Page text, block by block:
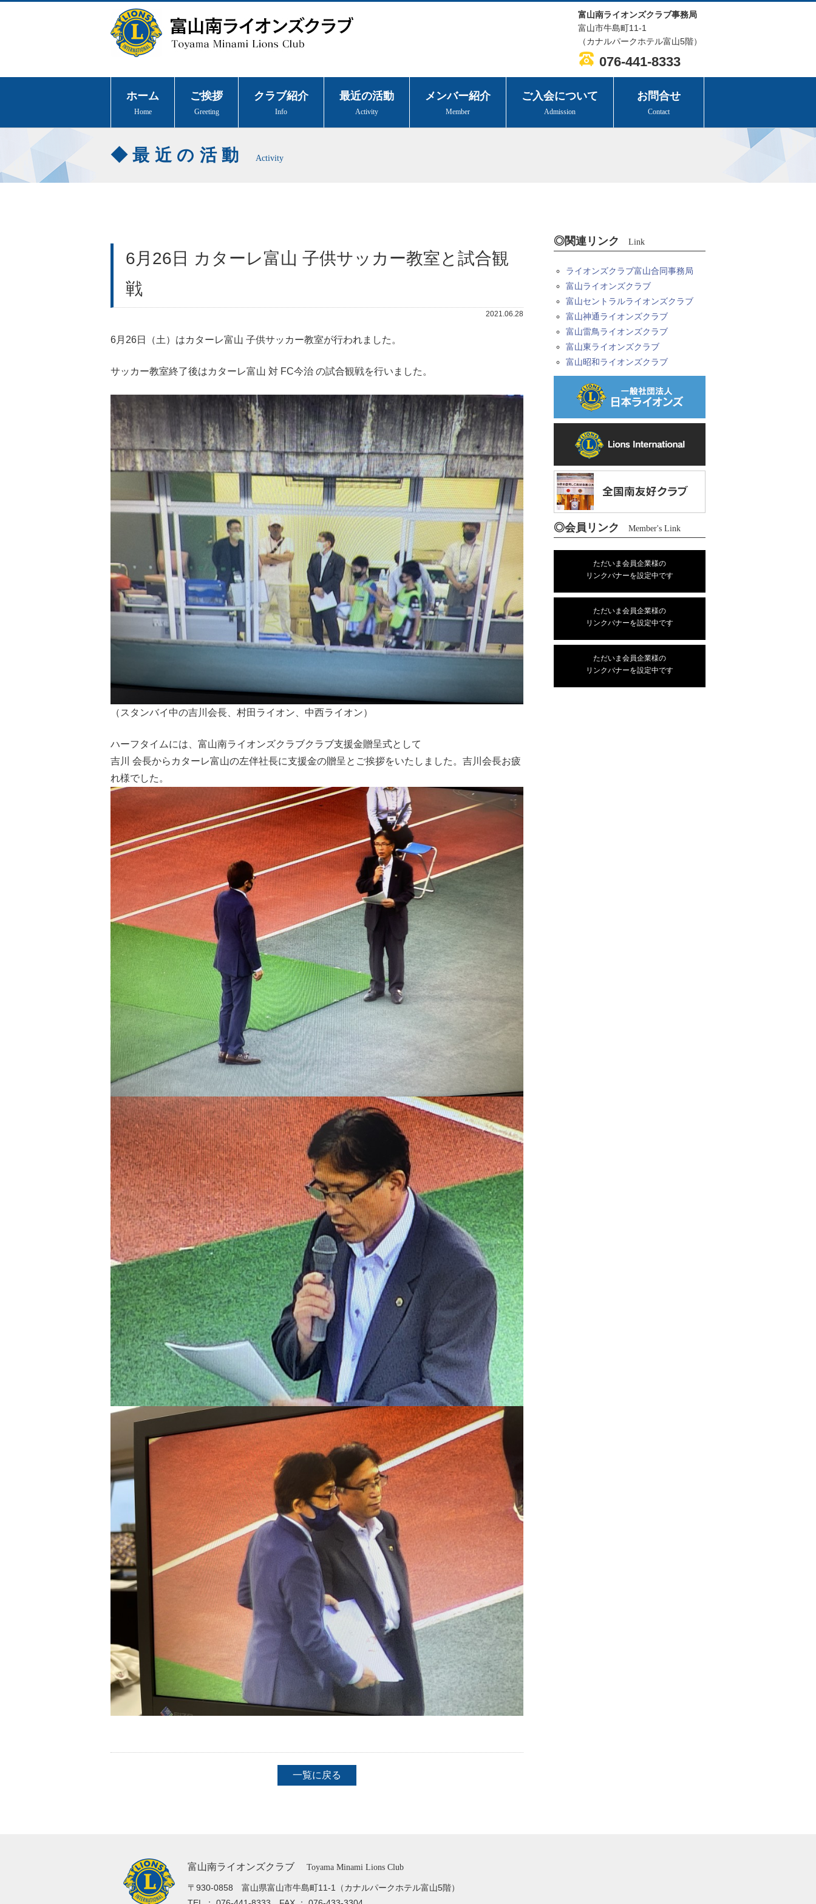
富山南ライオンズクラブ事務局
富山市牛島町11-1
（カナルパークホテル富山5階）
076-441-8333
ホーム
Home
ご挨拶
Greeting
クラブ紹介
Info
最近の活動
Activity
メンバー紹介
Member
ご入会について
Admission
お問合せ
Contact
最近の活動 Activity
6月26日 カターレ富山 子供サッカー教室と試合観
戦
2021.06.28
6月26日（土）はカターレ富山 子供サッカー教室が行われました。
サッカー教室終了後はカターレ富山 対 FC今治 の試合観戦を行いました。
（スタンバイ中の吉川会長、村田ライオン、中西ライオン）
ハーフタイムには、富山南ライオンズクラブクラブ支援金贈呈式として
吉川 会長からカターレ富山の左伴社長に支援金の贈呈とご挨拶をいたしました。吉川会長お疲
れ様でした。
一覧に戻る
◎関連リンク Link
ライオンズクラブ富山合同事務局
富山ライオンズクラブ
富山セントラルライオンズクラブ
富山神通ライオンズクラブ
富山雷鳥ライオンズクラブ
富山東ライオンズクラブ
富山昭和ライオンズクラブ
◎会員リンク Member's Link
ただいま会員企業様の
リンクバナーを設定中です
ただいま会員企業様の
リンクバナーを設定中です
ただいま会員企業様の
リンクバナーを設定中です
富山南ライオンズクラブ Toyama Minami Lions Club
〒930-0858 富山県富山市牛島町11-1
（カナルパークホテル富山5階）